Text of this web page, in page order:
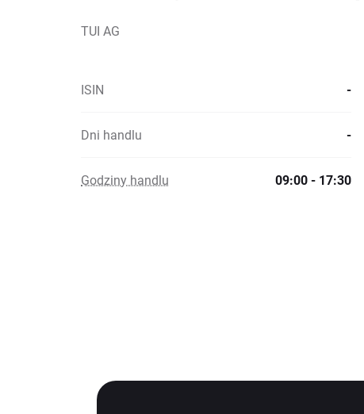
TUI AG
ISIN -
Dni handlu -
Godziny handlu 09:00 - 17:30